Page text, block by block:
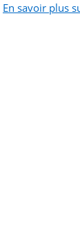
En savoir plus